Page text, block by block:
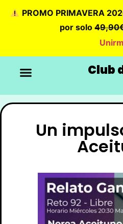
PROMO PRIMAVERA
por solo
Club
Un